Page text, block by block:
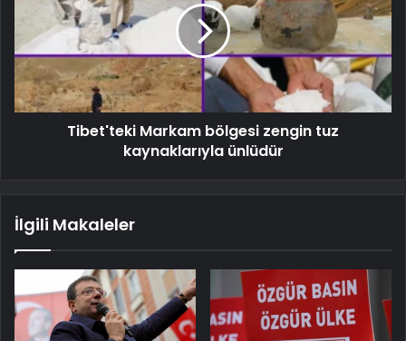
Tibet'teki Markam bölgesi zengin tuz
kaynaklarıyla ünlüdür
İlgili Makaleler